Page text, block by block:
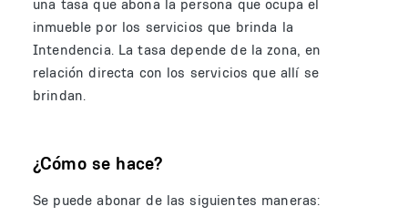
una tasa que abona la persona que ocupa el
inmueble por los servicios que brinda la
Intendencia. La tasa depende de la zona, en
relación directa con los servicios que allí se
brindan.
¿Cómo se hace?
Se puede abonar de las siguientes maneras: